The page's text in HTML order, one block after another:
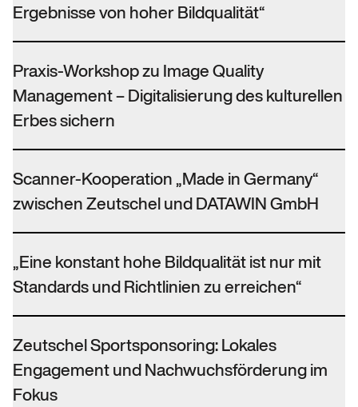
Ergebnisse von hoher Bildqualität“
Praxis-Workshop zu Image Quality
Management – Digitalisierung des kulturellen
Erbes sichern
Scanner-Kooperation „Made in Germany“
zwischen Zeutschel und DATAWIN GmbH
„Eine konstant hohe Bildqualität ist nur mit
Standards und Richtlinien zu erreichen“
Zeutschel Sportsponsoring: Lokales
Engagement und Nachwuchsförderung im
Fokus